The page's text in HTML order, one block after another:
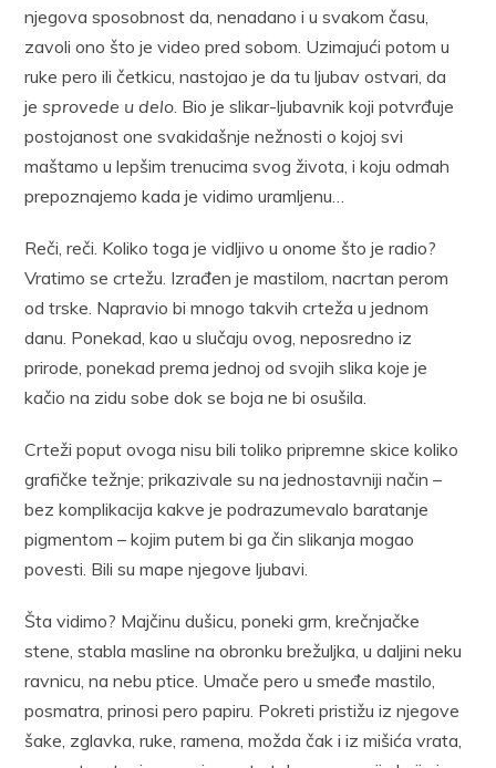
njegova sposobnost da, nenadano i u svakom času,
zavoli ono što je video pred sobom. Uzimajući potom u
ruke pero ili četkicu, nastojao je da tu ljubav ostvari, da
jesprovede u delo. Bio je slikar-ljubavnik koji potvrđuje
postojanost one svakidašnje nežnosti o kojoj svi
maštamo u lepšim trenucima svog života, i koju odmah
prepoznajemo kada je vidimo uramljenu…
Reči, reči. Koliko toga je vidljivo u onome što je radio?
Vratimo se crtežu. Izrađen je mastilom, nacrtan perom
od trske. Napravio bi mnogo takvih crteža u jednom
danu. Ponekad, kao u slučaju ovog, neposredno iz
prirode, ponekad prema jednoj od svojih slika koje je
kačio na zidu sobe dok se boja ne bi osušila.
Crteži poput ovoga nisu bili toliko pripremne skice koliko
grafičke težnje; prikazivale su na jednostavniji način –
bez komplikacija kakve je podrazumevalo baratanje
pigmentom – kojim putem bi ga čin slikanja mogao
povesti. Bili su mape njegove ljubavi.
Šta vidimo? Majčinu dušicu, poneki grm, krečnjačke
stene, stabla masline na obronku brežuljka, u daljini neku
ravnicu, na nebu ptice. Umače pero u smeđe mastilo,
posmatra, prinosi pero papiru. Pokreti pristižu iz njegove
šake, zglavka, ruke, ramena, možda čak i iz mišića vrata,